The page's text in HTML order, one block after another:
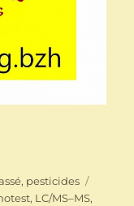
, pesticides
, LC/MS–MS,